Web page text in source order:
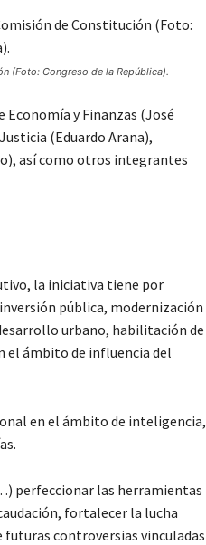
(Foto: Congreso de la República).
y Finanzas (José
(Eduardo Arana),
así como otros integrantes
la iniciativa tiene por
pública, modernización
urbano, habilitación de
el ámbito de influencia del
en el ámbito de inteligencia,
perfeccionar las herramientas
fortalecer la lucha
controversias vinculadas